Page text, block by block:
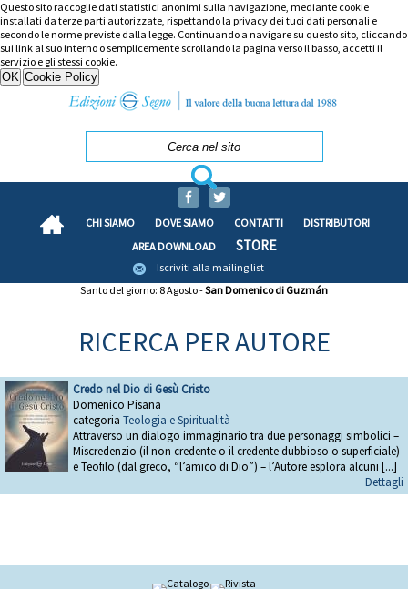
Questo sito raccoglie dati statistici anonimi sulla navigazione, mediante cookie
installati da terze parti autorizzate, rispettando la privacy dei tuoi dati personali e
secondo le norme previste dalla legge. Continuando a navigare su questo sito, cliccando
sui link al suo interno o semplicemente scrollando la pagina verso il basso, accetti il
servizio e gli stessi cookie.
CHI SIAMO DOVE SIAMO CONTATTI
DISTRIBUTORI
AREA DOWNLOAD
STORE
Iscriviti alla mailing list
Santo del giorno: 8 Agosto -San Domenico di Guzmán
RICERCA PER AUTORE
Credo nel Dio di Gesù Cristo
Domenico Pisana
categoria Teologia e Spiritualità
Attraverso un dialogo immaginario tra due personaggi simbolici –
Miscredenzio (il non credente o il credente dubbioso o superficiale)
e Teofilo (dal greco, “l’amico di Dio”) – l’Autore esplora alcuni [...]
Dettagli